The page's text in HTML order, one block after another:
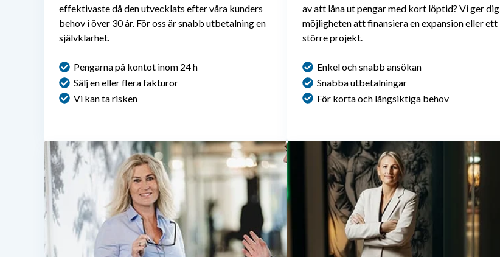
effektivaste då den utvecklats efter våra kunders
behov i över 30 år. För oss är snabb utbetalning en
självklarhet.
Pengarna på kontot inom 24 h
Sälj en eller flera fakturor
Vi kan ta risken
av att låna ut pengar med kort löptid? Vi ger dig
möjligheten att finansiera en expansion eller ett
större projekt.
Enkel och snabb ansökan
Snabba utbetalningar
För korta och långsiktiga behov